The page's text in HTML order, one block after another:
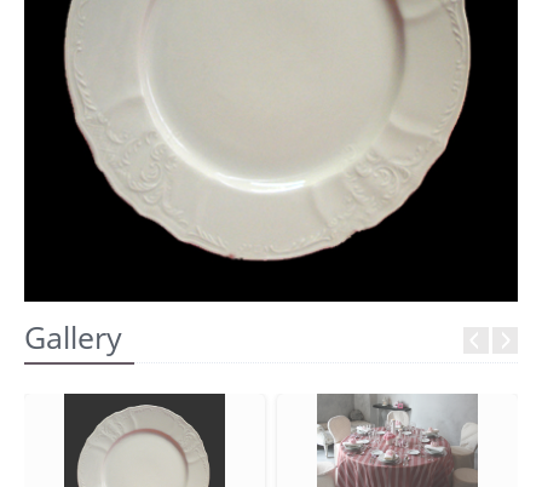
LOGIN
REGISTRATI
Gallery